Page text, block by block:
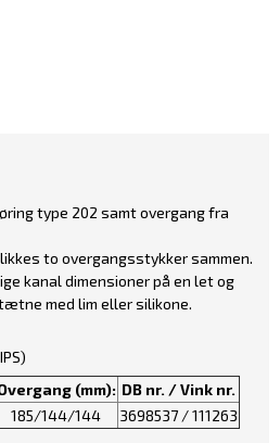
type 202 samt overgang fra
to overgangsstykker sammen.
kanal dimensioner på en let og
med lim eller silikone.
(mm): DB nr. / Vink nr.
185/144/144 3698537 / 111263